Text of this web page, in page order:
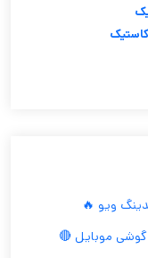
ویو 🔥
موبایل 🔴